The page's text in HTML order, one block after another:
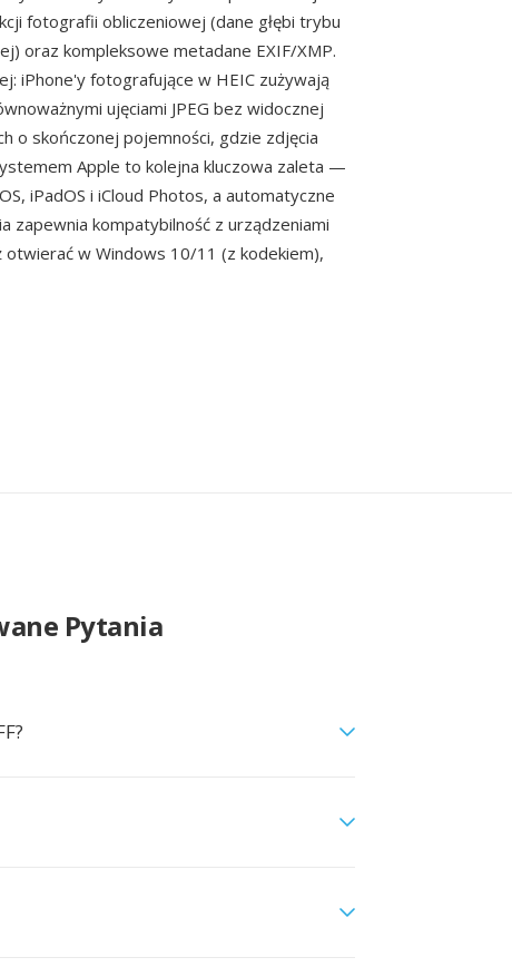
fotografii obliczeniowej (dane głębi trybu
oraz kompleksowe metadane EXIF/XMP.
iPhone'y fotografujące w HEIC zużywają
ujęciami JPEG bez widocznej
o skończonej pojemności, gdzie zdjęcia
Apple to kolejna kluczowa zaleta —
iPadOS i iCloud Photos, a automatyczne
zapewnia kompatybilność z urządzeniami
w Windows 10/11 (z kodekiem),
Pytania